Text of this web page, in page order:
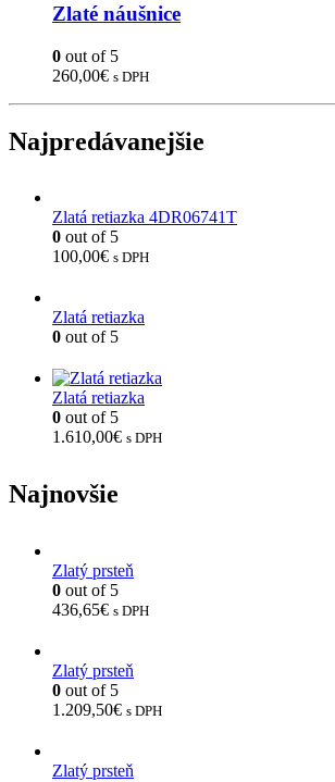
Zlaté náušnice
0 out of 5
260,00€ s DPH
Najpredávanejšie
Zlatá retiazka 4DR06741T
0 out of 5
100,00€ s DPH
Zlatá retiazka
0 out of 5
Zlatá retiazka
0 out of 5
1.610,00€ s DPH
Najnovšie
Zlatý prsteň
0 out of 5
436,65€ s DPH
Zlatý prsteň
0 out of 5
1.209,50€ s DPH
Zlatý prsteň